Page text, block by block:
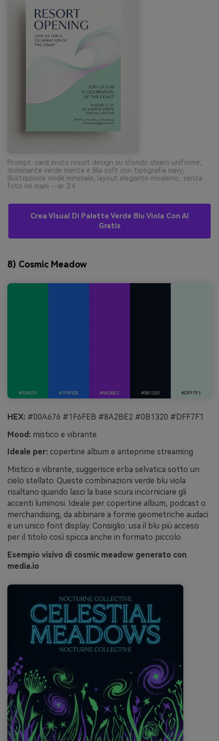
Prompt: card invito resort design su sfondo chiaro uniforme,
dominante verde menta e lilla soft con tipografia navy,
illustrazione onde minimale, layout elegante moderno, senza
foto né mani --ar 3:4
Crea Visual Di Palette Verde Blu Viola Con AI
Gratis
8) Cosmic Meadow
HEX: #00A676 #1F6FEB #8A2BE2 #0B1320 #DFF7F1
Mood: mistico e vibrante
Ideale per: copertine album e anteprime streaming
Mistico e vibrante, suggerisce erba selvatica sotto un
cielo stellato. Queste combinazioni verde blu viola
risaltano quando lasci la base scura incorniciare gli
accenti luminosi. Ideale per copertine album, podcast o
merchandising, da abbinare a forme geometriche audaci
e un unico font display. Consiglio: usa il blu più acceso
per il titolo così spicca anche in formato piccolo.
Esempio visivo di cosmic meadow generato con
media.io